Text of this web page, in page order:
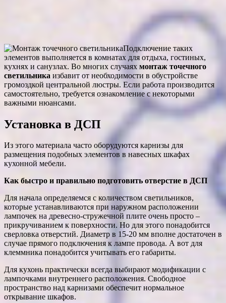
Подключение таких
элементов выполняется в комнатах для отдыха, гостиных,
кухнях и санузлах. Во многих случаях монтаж точечного
светильника избавит от необходимости в обустройстве
громоздкой центральной люстры. Если работа производится
самостоятельно, требуется ознакомление с некоторыми
важными нюансами.
Установка в ДСП
Из этого материала часто оборудуются карнизы для
размещения подобных элементов в навесных шкафах
кухонной мебели.
Как быстро и правильно подготовить отверстие в ДСП
Для начала определяемся с количеством светильников,
которые устанавливаются при наружном расположении
лампочек на древесно-стружечной плите очень просто –
прикручиванием к поверхности. Но для этого понадобится
сверловка отверстий. Диаметр в 15-20 мм вполне достаточен в
случае прямого подключения к лампе провода. А вот для
клеммника понадобится учитывать его габариты.
Для кухонь практически всегда выбирают модификации с
лампочками внутреннего расположения. Свободное
пространство над карнизами обеспечит нормальное
открывание шкафов.